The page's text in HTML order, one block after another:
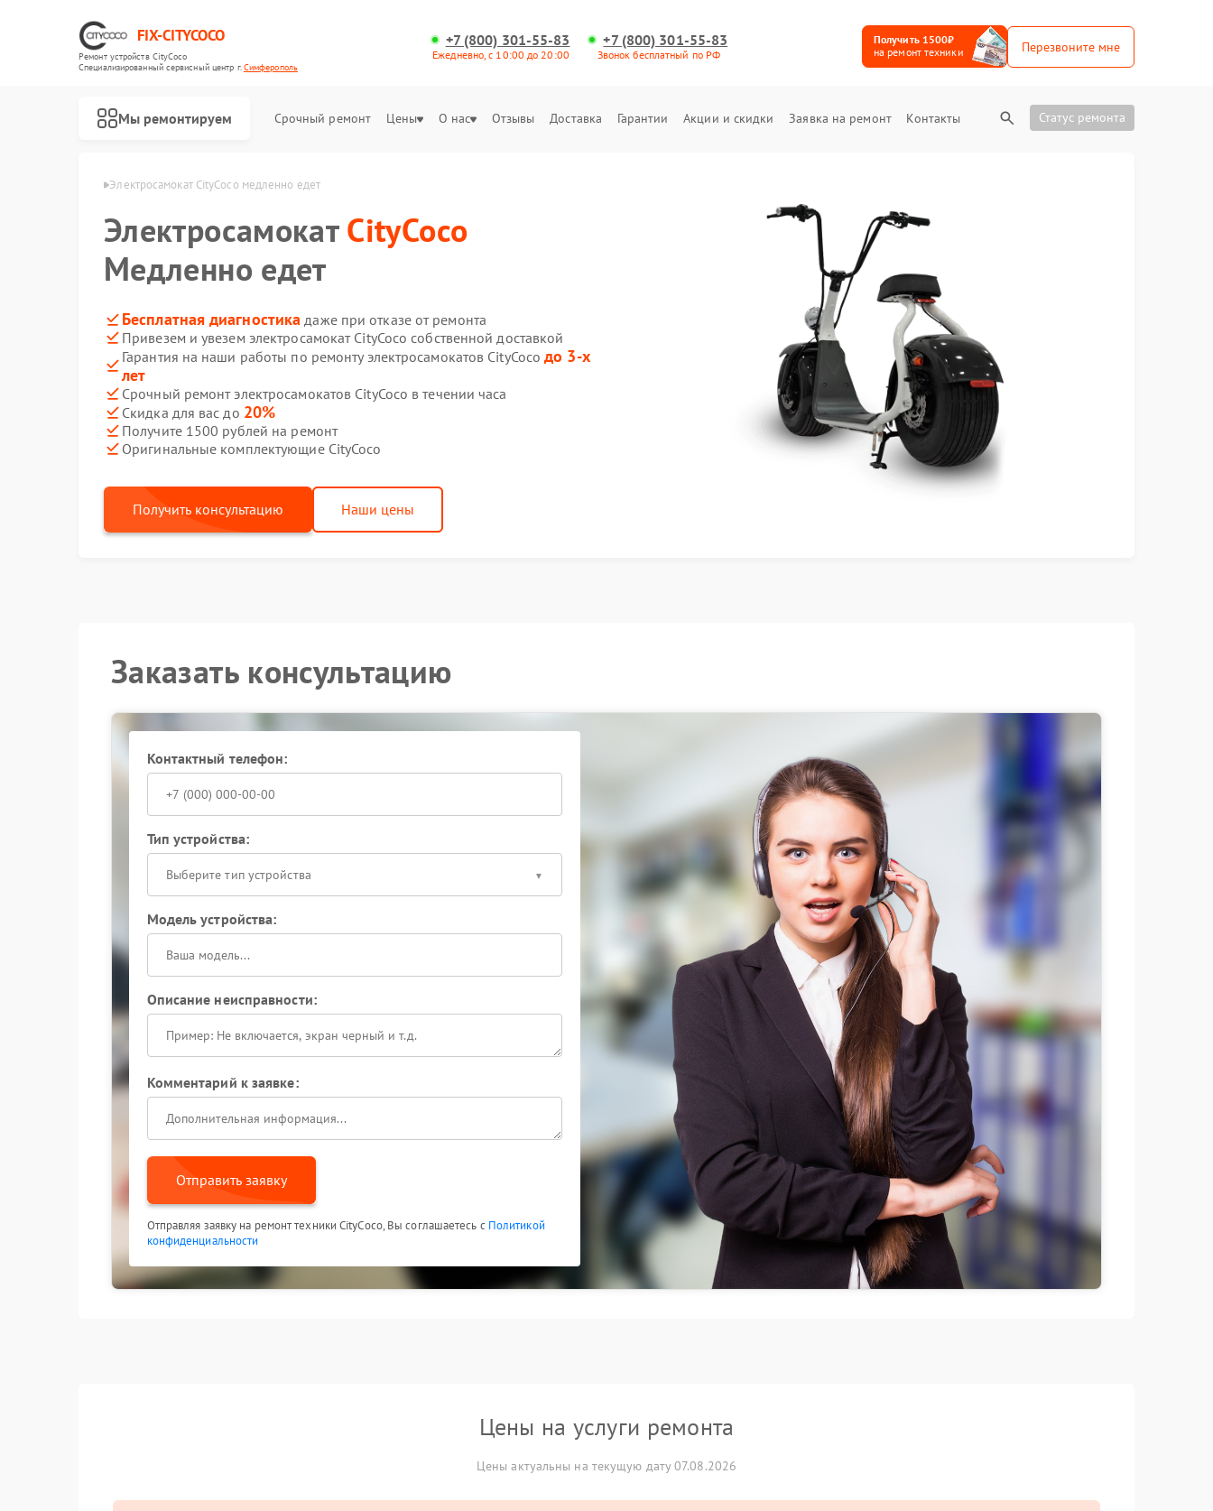
FIX-CITYCOCO
Ремонт устройств CityCoco
Специализированный cервисный центр г.Симферополь
+7 (800) 301-55-83
Ежедневно, с 10:00 до 20:00
+7 (800) 301-55-83
Звонок бесплатный по РФ
Получить 1500₽
на ремонт техники
Перезвоните мне
Мы ремонтируем Срочный ремонт Цены О нас Отзывы Доставка Гарантии Акции и скидки Заявка на ремонт Контакты Статус ремонта
в Симферополе Электросамокат CityCoco медленно едет
ЭлектросамокатCityCoco
Медленно едет
Бесплатная диагностика даже при отказе от ремонта
Привезем и увезем электросамокат CityCoco собственной доставкой
Гарантия на наши работы по ремонту электросамокатов CityCocoдо 3-х
лет
Срочный ремонт электросамокатов CityCoco в течении часа
Скидка для вас до 20%
Получите 1500 рублей на ремонт
Оригинальные комплектующие CityCoco
Получить консультацию Наши цены
Заказать консультацию
Контактный телефон:
Тип устройства:
Выберите тип устройства
Модель устройства:
Описание неисправности:
Комментарий к заявке:
Отправить заявку
Отправляя заявку на ремонт техники CityCoco, Вы соглашаетесь с Политикой
конфиденциальности
Цены на услуги ремонта
Цены актуальны на текущую дату 07.08.2026